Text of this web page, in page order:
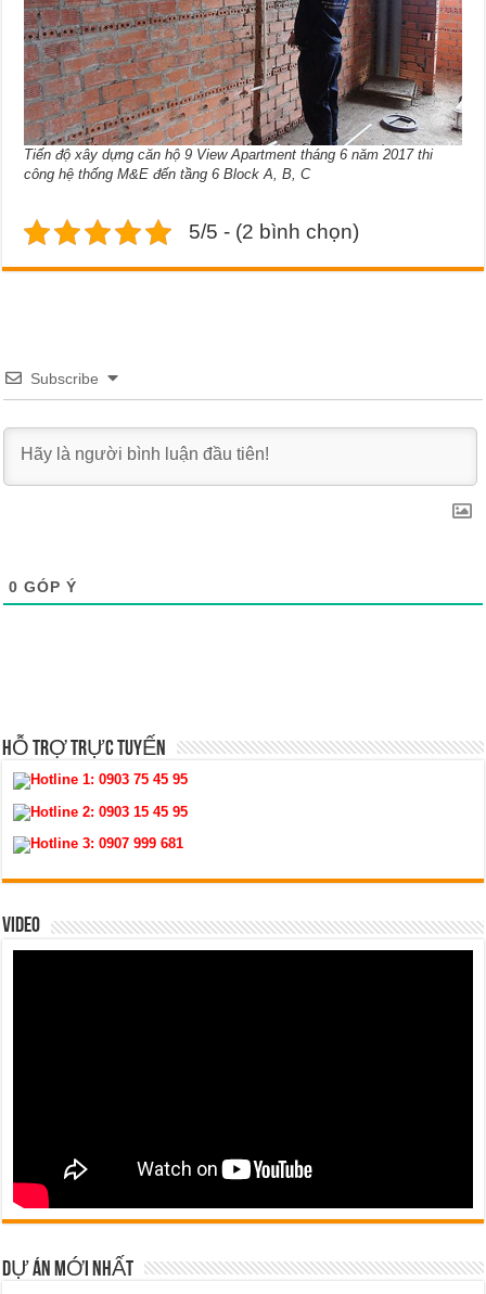
Tiến độ xây dựng căn hộ 9 View Apartment tháng 6 năm 2017 thi
công hệ thống M&E đến tầng 6 Block A, B, C
5/5 - (2 bình chọn)
Subscribe
0 GÓP Ý
HỖ TRỢ TRỰC TUYẾN
Hotline 1:0903 75 45 95
Hotline 2:0903 15 45 95
Hotline 3:0907 999 681
VIDEO
DỰ ÁN MỚI NHẤT